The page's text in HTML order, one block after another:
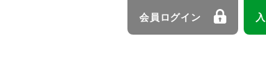
会員ログイン